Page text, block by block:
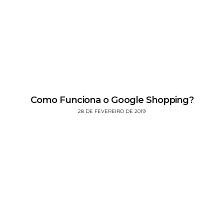
Como Funciona o Google Shopping?
28 DE FEVEREIRO DE 2019